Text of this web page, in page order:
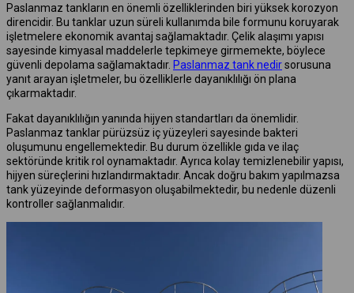
Paslanmaz tankların en önemli özelliklerinden biri yüksek korozyon
direncidir. Bu tanklar uzun süreli kullanımda bile formunu koruyarak
işletmelere ekonomik avantaj sağlamaktadır. Çelik alaşımı yapısı
sayesinde kimyasal maddelerle tepkimeye girmemekte, böylece
güvenli depolama sağlamaktadır. Paslanmaz tank nedirsorusuna
yanıt arayan işletmeler, bu özelliklerle dayanıklılığı ön plana
çıkarmaktadır.
Fakat dayanıklılığın yanında hijyen standartları da önemlidir.
Paslanmaz tanklar pürüzsüz iç yüzeyleri sayesinde bakteri
oluşumunu engellemektedir. Bu durum özellikle gıda ve ilaç
sektöründe kritik rol oynamaktadır. Ayrıca kolay temizlenebilir yapısı,
hijyen süreçlerini hızlandırmaktadır. Ancak doğru bakım yapılmazsa
tank yüzeyinde deformasyon oluşabilmektedir, bu nedenle düzenli
kontroller sağlanmalıdır.